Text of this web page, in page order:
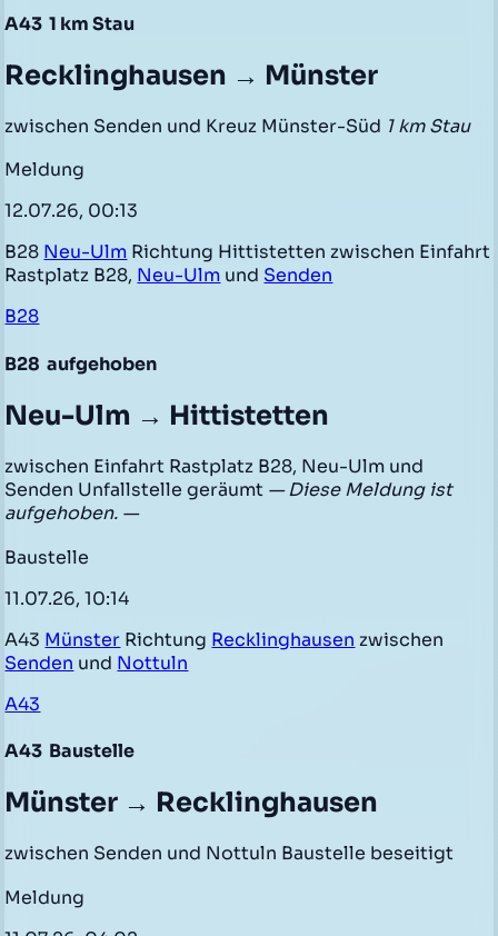
A43 1 km Stau
Recklinghausen → Münster
zwischen Senden und Kreuz Münster-Süd 1 km Stau
Meldung
12.07.26, 00:13
B28 Neu-Ulm Richtung Hittistetten zwischen Einfahrt
Rastplatz B28, Neu-Ulm und Senden
B28
B28 aufgehoben
Neu-Ulm → Hittistetten
zwischen Einfahrt Rastplatz B28, Neu-Ulm und
Senden Unfallstelle geräumt — Diese Meldung ist
aufgehoben. —
Baustelle
11.07.26, 10:14
A43 Münster Richtung Recklinghausen zwischen
Senden und Nottuln
A43
A43 Baustelle
Münster → Recklinghausen
zwischen Senden und Nottuln Baustelle beseitigt
Meldung